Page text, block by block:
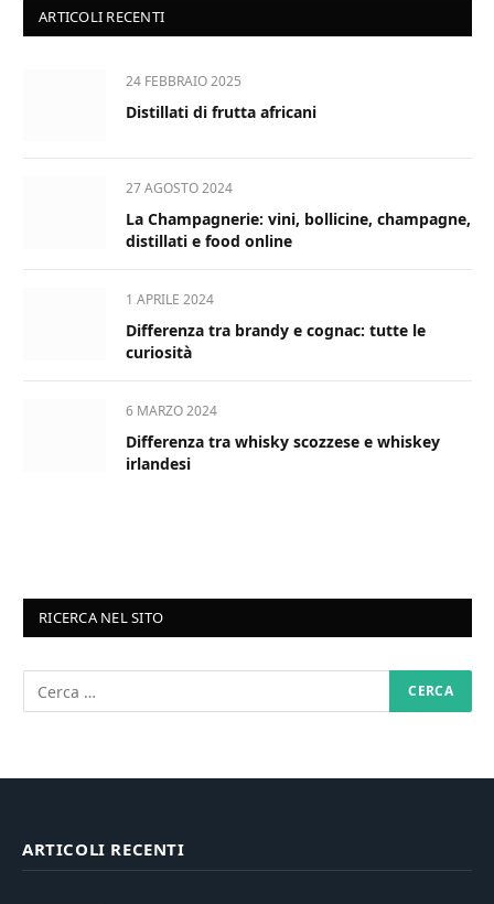
ARTICOLI RECENTI
24 FEBBRAIO 2025
Distillati di frutta africani
27 AGOSTO 2024
La Champagnerie: vini, bollicine, champagne,
distillati e food online
1 APRILE 2024
Differenza tra brandy e cognac: tutte le
curiosità
6 MARZO 2024
Differenza tra whisky scozzese e whiskey
irlandesi
RICERCA NEL SITO
ARTICOLI RECENTI